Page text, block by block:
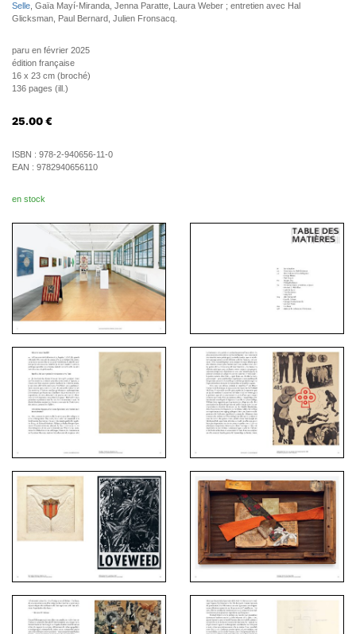
Selle , Gaïa Mayí-Miranda, Jenna Paratte, Laura Weber ; entretien avec Hal
Glicksman, Paul Bernard, Julien Fronsacq.
paru en février 2025
édition française
16 x 23 cm (broché)
136 pages (ill.)
25.00 €
ISBN : 978-2-940656-11-0
EAN : 9782940656110
en stock